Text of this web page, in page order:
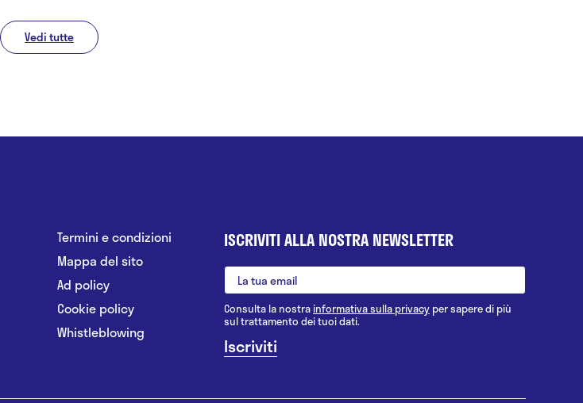
Vedi tutte
Termini e condizioni
Mappa del sito
Ad policy
Cookie policy
Whistleblowing
ISCRIVITI ALLA NOSTRA NEWSLETTER
Consulta la nostrainformativa sulla privacy per sapere di più
sul trattamento dei tuoi dati.